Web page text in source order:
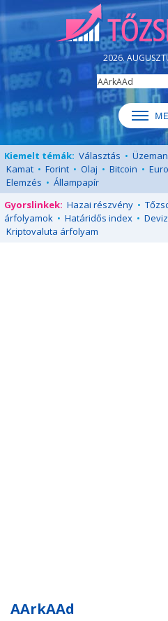
2026.
Kiemelt témák: Választás •
Kamat • Forint • Olaj • Bitcoin • Euro
Elemzés • Állampapír
Gyorslinkek: Hazai részvény •
árfolyamok • Határidős index •
Kriptovaluta árfolyam
AArkAAd